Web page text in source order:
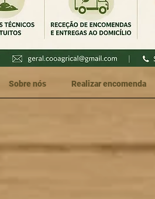
Sobre nós Realizar encomenda